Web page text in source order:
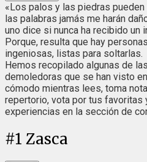
«Los palos y las piedras
las palabras jamás me harán
uno dice si nunca ha recibido un
Porque, resulta que hay
ingeniosas, listas para soltarlas.
Hemos recopilado algunas de las
demoledoras que se han visto
cómodo mientras lees, toma
repertorio, vota por tus
experiencias en la sección de
#1 Zasca